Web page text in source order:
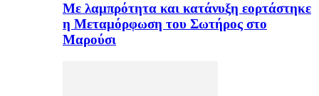
Με λαμπρότητα και κατάνυξη εορτάστηκε
η Μεταμόρφωση του Σωτήρος στο
Μαρούσι